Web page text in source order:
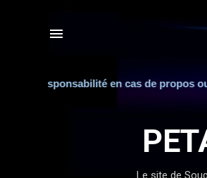
responsabilité en cas de propos ou
Le site de